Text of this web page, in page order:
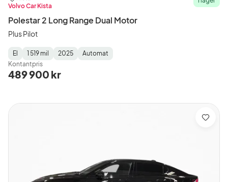
Volvo Car Kista
Polestar 2 Long Range Dual Motor
Plus Pilot
Fuel
Type:
El
Mätarställning:
1 519 mil
Model
Year:
2025
Gearbox
Type:
Automat
Kontantpris
489 900 kr
Spara